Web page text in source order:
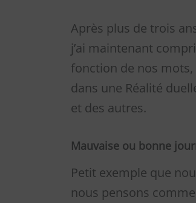
Après plus de trois
j’ai maintenant
fonction de nos mots,
dans une Réalité
et des autres.
Mauvaise ou bonne
Petit exemple que
nous pensons